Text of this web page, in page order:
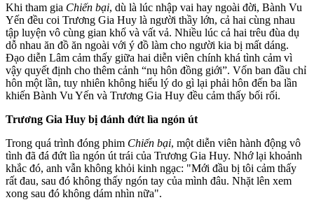
Khi tham gia Chiến bại, dù là lúc nhập vai hay ngoài đời, Bành Vu
Yến đều coi Trương Gia Huy là người thầy lớn, cả hai cùng nhau
tập luyện vô cùng gian khổ và vất vả. Nhiều lúc cả hai trêu đùa dụ
dỗ nhau ăn đồ ăn ngoài với ý đồ làm cho người kia bị mất dáng.
Đạo diễn Lâm cảm thấy giữa hai diễn viên chính khá tình cảm vì
vậy quyết định cho thêm cảnh “nụ hôn đồng giới”. Vốn ban đầu chỉ
hôn một lần, tuy nhiên không hiểu lý do gì lại phải hôn đến ba lần
khiến Bành Vu Yến và Trương Gia Huy đều cảm thấy bối rối.
Trương Gia Huy bị đánh đứt lìa ngón út
Trong quá trình đóng phim Chiến bại, một diễn viên hành động vô
tình đã đá đứt lìa ngón út trái của Trương Gia Huy. Nhớ lại khoảnh
khắc đó, anh vẫn không khỏi kinh ngạc: "Mới đầu bị tôi cảm thấy
rất đau, sau đó không thấy ngón tay của mình đâu. Nhặt lên xem
xong sau đó không dám nhìn nữa".